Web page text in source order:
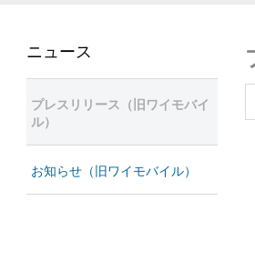
ニュース
プレスリリース（旧ワイモバイ
ル）
お知らせ（旧ワイモバイル）